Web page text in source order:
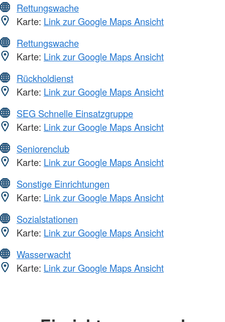
Rettungswache
Karte: Link zur Google Maps Ansicht
Rettungswache
Karte: Link zur Google Maps Ansicht
Rückholdienst
Karte: Link zur Google Maps Ansicht
SEG Schnelle Einsatzgruppe
Karte: Link zur Google Maps Ansicht
Seniorenclub
Karte: Link zur Google Maps Ansicht
Sonstige Einrichtungen
Karte: Link zur Google Maps Ansicht
Sozialstationen
Karte: Link zur Google Maps Ansicht
Wasserwacht
Karte: Link zur Google Maps Ansicht